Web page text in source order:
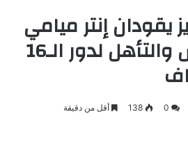
إنتر ميامي
لعبور كانساس والتأهل لدور الـ16
0
138 أقل من دقيقة